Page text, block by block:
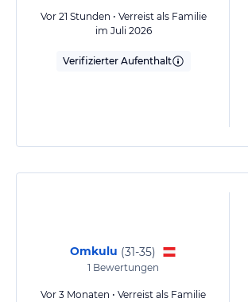
Vor 21 Stunden • Verreist als Familie
im Juli 2026
Verifizierter Aufenthalt
Omkulu (31-35)
1 Bewertungen
Vor 3 Monaten • Verreist als Familie